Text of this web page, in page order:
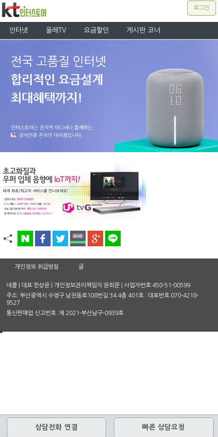
로그인
인터넷 올레TV 요금할인 게시판 코너
개인정보 취급방침 글
네클 | 대표:한상윤 | 개인정보관리책임자:윤희문 | 사업자번호:450-51-00599
주소: 부산광역시 수영구 남천동로108번길 34 4층 401호 : 대표번호:070-4218-
9527
통신판매업 신고번호 :제 2021-부산남구-0939호
상담전화 연결 빠른 상담요청